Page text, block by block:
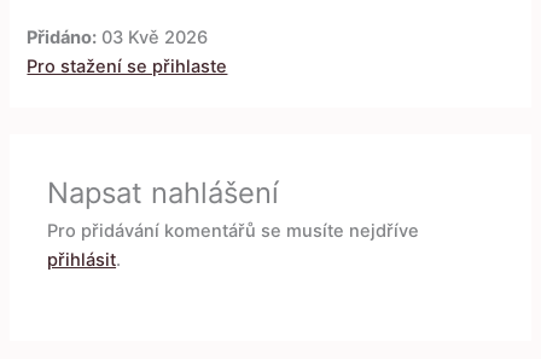
Přidáno: 03 Kvě 2026
Pro stažení se přihlaste
Napsat nahlášení
Pro přidávání komentářů se musíte nejdříve
přihlásit.